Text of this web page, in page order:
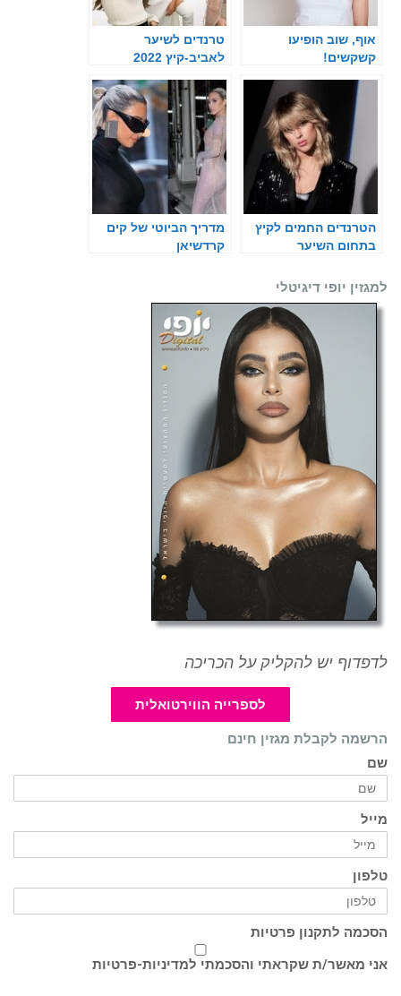
אוף, שוב הופיעו
קשקשים!
טרנדים לשיער
לאביב-קיץ 2022
הטרנדים החמים לקיץ
בתחום השיער
מדריך הביוטי של קים
קרדשיאן
למגזין יופי דיגיטלי
לדפדוף יש להקליק על הכריכה
לספרייה הווירטואלית
הרשמה לקבלת מגזין חינם
שם
מייל
טלפון
הסכמה לתקנון פרטיות
אני מאשר/ת שקראתי והסכמתי למדיניות-פרטיות